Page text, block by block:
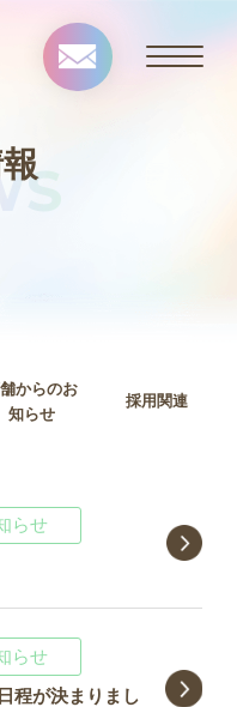
からのお
知らせ
採用関連
らせ
らせ
程が決まりまし